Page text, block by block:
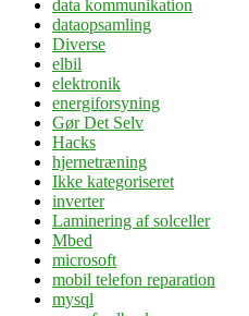
data kommunikation
dataopsamling
Diverse
elbil
elektronik
energiforsyning
Gør Det Selv
Hacks
hjernetræning
Ikke kategoriseret
inverter
Laminering af solceller
Mbed
microsoft
mobil telefon reparation
mysql